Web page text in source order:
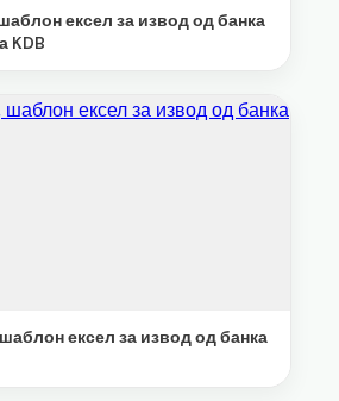
ексел за извод од банка
KDB
ексел за извод од банка